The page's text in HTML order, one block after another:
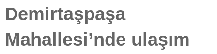
Demirtaşpaşa
Mahallesi’nde ulaşım